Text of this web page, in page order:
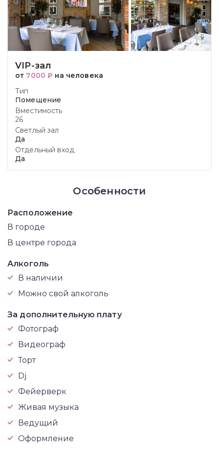
VIP-зал
от 7000 ₽ на человека
Тип
Помещение
Вместимость
26
Светлый зал
Да
Отдельный вход
Да
Особенности
Расположение
В городе
В центре города
Алкоголь
В наличии
Можно свой алкоголь
За дополнительную плату
Фотограф
Видеограф
Торт
Dj
Фейерверк
Живая музыка
Ведущий
Оформление